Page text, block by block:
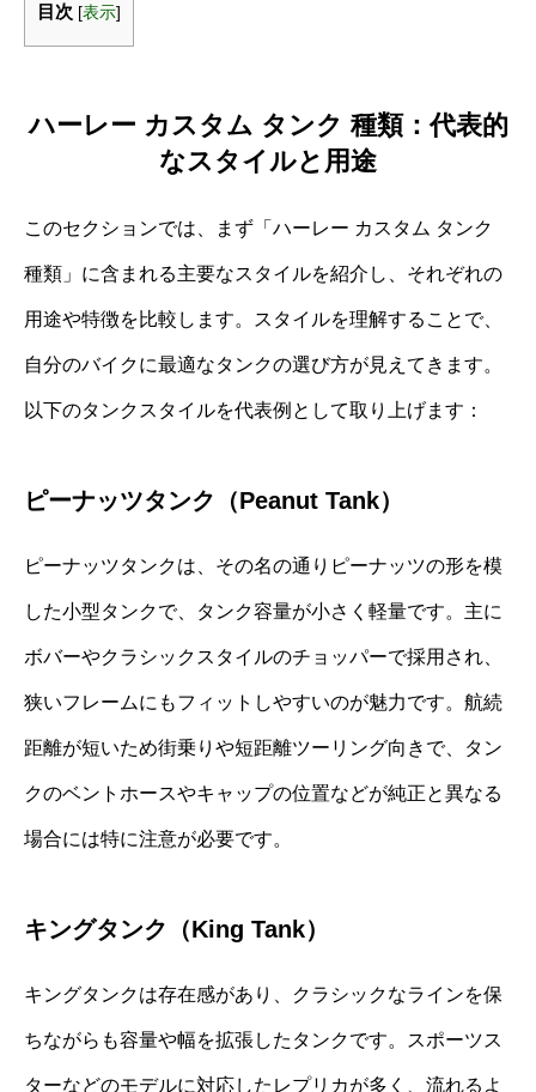
目次 [表示]
ハーレー カスタム タンク 種類：代表的
なスタイルと用途
このセクションでは、まず「ハーレー カスタム タンク
種類」に含まれる主要なスタイルを紹介し、それぞれの
用途や特徴を比較します。スタイルを理解することで、
自分のバイクに最適なタンクの選び方が見えてきます。
以下のタンクスタイルを代表例として取り上げます：
ピーナッツタンク（Peanut Tank）
ピーナッツタンクは、その名の通りピーナッツの形を模
した小型タンクで、タンク容量が小さく軽量です。主に
ボバーやクラシックスタイルのチョッパーで採用され、
狭いフレームにもフィットしやすいのが魅力です。航続
距離が短いため街乗りや短距離ツーリング向きで、タン
クのベントホースやキャップの位置などが純正と異なる
場合には特に注意が必要です。
キングタンク（King Tank）
キングタンクは存在感があり、クラシックなラインを保
ちながらも容量や幅を拡張したタンクです。スポーツス
ターなどのモデルに対応したレプリカが多く、流れるよ